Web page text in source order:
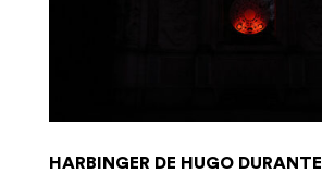
HARBINGER DE HUGO DURANTE